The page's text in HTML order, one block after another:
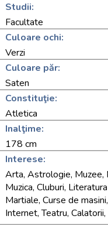
Studii:
Facultate
Culoare ochi:
Verzi
Culoare păr:
Saten
Constituţie:
Atletica
Inalţime:
178 cm
Interese:
Arta, Astrologie, Muzee,
Muzica, Cluburi,
Martiale, Curse de
Internet, Teatru,